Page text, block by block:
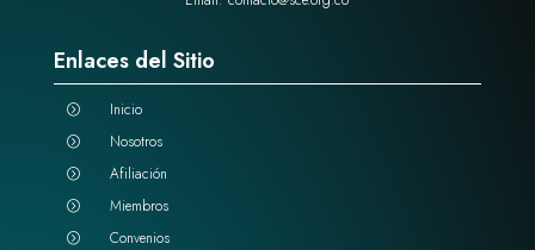
Enlaces del Sitio
= Inicio
= Nosotros
= Afiliación
= Miembros
= Convenios